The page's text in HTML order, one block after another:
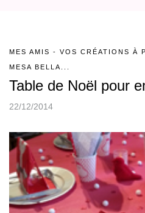
MES AMIS - VOS CRÉATIONS À
MESA BELLA...
Table de Noël pour
22/12/2014